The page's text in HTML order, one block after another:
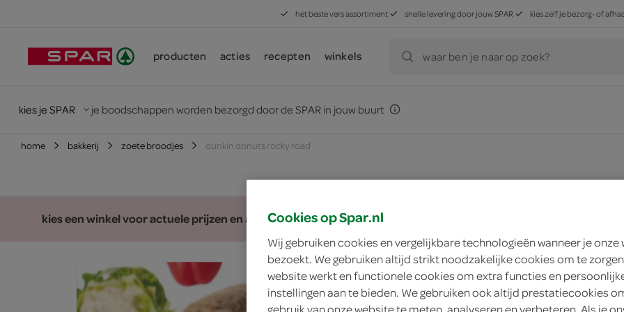
het beste vers assortiment snelle levering door jouw SPAR kies zelf je bezorg- of
producten acties recepten winkels waar ben je naar op zoek?
kies je SPAR je boodschappen worden bezorgd door de SPAR in jouw buurt
home bakkerij zoete broodjes dunkin donuts rocky road
kies een winkel voor actuele prijzen en assortiment
Dunkin Donuts
Cookies op Spar.nl
Wij gebruiken cookies en vergelijkbare technologieën wanneer je onze
bezoekt. We gebruiken altijd strikt noodzakelijke cookies om te
website werkt en functionele cookies om extra functies en
instellingen aan te bieden. We gebruiken ook altijd prestatiecookies
gebruik van onze website te meten, analyseren en verbeteren. Als je